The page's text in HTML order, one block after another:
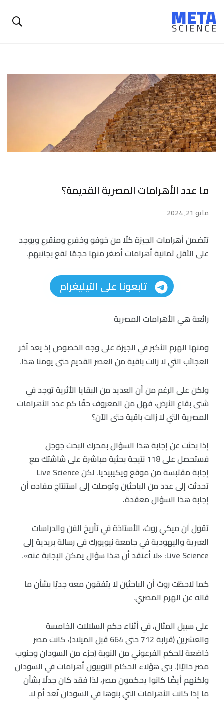
ما عدد الأهرامات المصرية القديمة؟
مايو 21, 2024
تتضمن أهرامات الجيزة كلًا من خوفو وخفرع ومنقرع ويوجد
على الأقل ثمانية أهرامات أصغر منها حجمًا تقع بجانبهم.
تابعونا على التيليغرام
رائعة هي الأهرامات المصرية
ومنها الهرم الأكبر في الجيزة على وجه الخصوص إذ يعد آخر
العجائب التي لا زالت باقية من العصر القديم حتى يومنا هذا.
ولكن على الرغم من أن العديد من البقايا الأثرية توجد في
شتى بقاع الأرض، فهل من المعروف حقًا كم عدد الأهرامات
المصرية التي لا زالت باقية حتى الآن؟
إذا بحثت عن إجابة هذا السؤال بمحرك البحث جوجل
فستحصل على 118 نتيجة بحثية مباشرة على شاشتك مع
إجابة مقتبسة من موقع ويكيبيديا. لكن Live Science
تحدثت إلى عدد من الباحثين وتوصلت إلى استنتاج مفاده أن
إجابة هذا السؤال معقدة.
تقول آن ميكي روث، الأستاذة في تأريخ الفن والدراسات
العبرية واليهودية في جامعة نيويورك في رسالة بريدية إلى
Live Science: «لا أعتقد أن هذا سؤال يمكن الإجابة عنه».
كما لاحظت روث أن الباحثين لا يتفقون معه جديًا بشأن ما
قاله عن الهرم المصري.
على سبيل المثال، في أثناء حكم السلالات الخامسة
والعشرين (قرابة 712 حتى 664 قبل الميلاد)، كانت مصر
خاضعة للحكم الفرعوني من النوبة (جزء من السودان وجنوب
مصر حاليًا). بنى هؤلاء الحكام النوبيون أهرامات في السودان
ولكنهم أيضًا كانوا يحكمون مصر، لذا فقد كان جدلًا بشأن
ما إذا كانت الأهرامات التي بنوها في السودان تُعد أم لا.